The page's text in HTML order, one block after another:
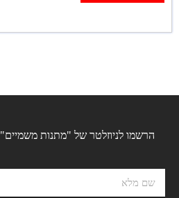
הרשמו לניוזלטר של "מתנות משמיים"